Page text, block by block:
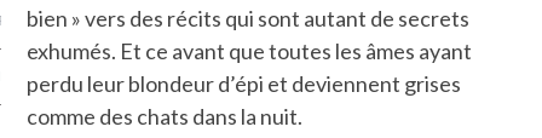
bien » vers des récits qui sont autant de secrets
exhumés. Et ce avant que toutes les âmes ayant
perdu leur blondeur d’épi et deviennent grises
comme des chats dans la nuit.